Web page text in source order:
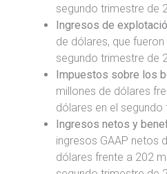
segundo trimestre de
Ingresos de
de dólares, que fueron
segundo trimestre de
Impuestos sobre los
millones de dólares
dólares en el
Ingresos netos y
ingresos GAAP netos
dólares frente a 202